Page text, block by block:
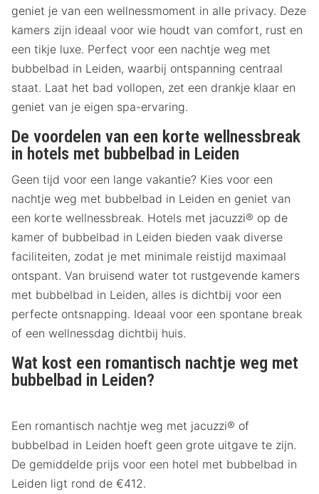
geniet je van een wellnessmoment in alle privacy. Deze
kamers zijn ideaal voor wie houdt van comfort, rust en
een tikje luxe. Perfect voor een nachtje weg met
bubbelbad in Leiden, waarbij ontspanning centraal
staat. Laat het bad vollopen, zet een drankje klaar en
geniet van je eigen spa-ervaring.
De voordelen van een korte wellnessbreak
in hotels met bubbelbad in Leiden
Geen tijd voor een lange vakantie? Kies voor een
nachtje weg met bubbelbad in Leiden en geniet van
een korte wellnessbreak. Hotels met jacuzzi® op de
kamer of bubbelbad in Leiden bieden vaak diverse
faciliteiten, zodat je met minimale reistijd maximaal
ontspant. Van bruisend water tot rustgevende kamers
met bubbelbad in Leiden, alles is dichtbij voor een
perfecte ontsnapping. Ideaal voor een spontane break
of een wellnessdag dichtbij huis.
Wat kost een romantisch nachtje weg met
bubbelbad in Leiden?
Een romantisch nachtje weg met jacuzzi® of
bubbelbad in Leiden hoeft geen grote uitgave te zijn.
De gemiddelde prijs voor een hotel met bubbelbad in
Leiden ligt rond de €412.